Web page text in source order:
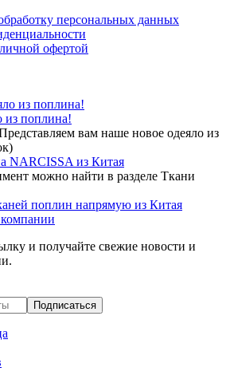
персональных данных
офертой
из поплина!
вам наше новое одеяло из
NARCISSA из Китая
можно найти в разделе Ткани
поплин напрямую из Китая
и получайте свежие новости и